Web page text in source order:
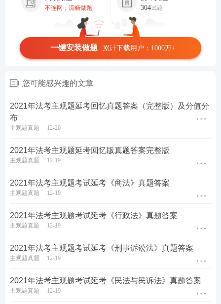
不连网，流畅做题
304试题
一键安装做题 累计下载用户：1000万+
您可能感兴趣的文章
2021年法考主观题延考回忆真题答案（完整版）及分值分
布
主观题真题 12-20
2021年法考主观题延考回忆版真题答案完整版
主观题真题 12-19
2021年法考主观题考试延考《商法》真题答案
主观题真题 12-19
2021年法考主观题考试延考《行政法》真题答案
主观题真题 12-19
2021年法考主观题考试延考《刑事诉讼法》真题答案
主观题真题 12-19
2021年法考主观题考试延考《民法与民诉法》真题答案
主观题真题 12-19